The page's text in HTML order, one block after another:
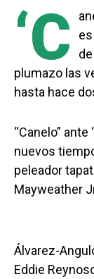
‘C
plumazo las
hasta hace
“Canelo”
nuevos
peleador
Mayweather
Álvarez-
Eddie